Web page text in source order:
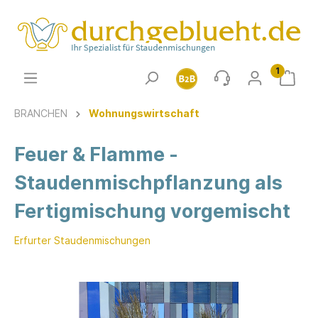
1
BRANCHEN Wohnungswirtschaft
Feuer & Flamme -
Staudenmischpflanzung als
Fertigmischung vorgemischt
Erfurter Staudenmischungen